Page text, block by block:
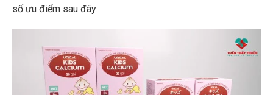
số ưu điểm sau đây: